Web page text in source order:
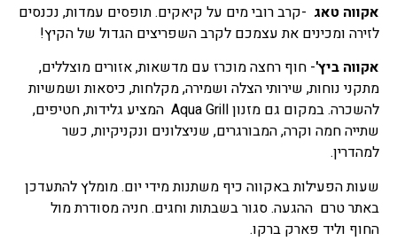
אקווה טאג -קרב רובי מים על קיאקים. תופסים עמדות, נכנסים
לזירה ומכינים את עצמכם לקרב השפריצים הגדול של הקיץ!
אקווה ביץ'- חוף רחצה מוכרז עם מדשאות, אזורים מוצללים,
מתקני נוחות, שירותי הצלה ושמירה, מקלחות, כיסאות ושמשיות
להשכרה. במקום גם מזנון Aqua Grill המציע גלידות, חטיפים,
שתייה חמה וקרה, המבורגרים, שניצלונים ונקניקיות, כשר
למהדרין.
שעות הפעילות באקווה כיף משתנות מידי יום. מומלץ להתעדכן
באתר טרם ההגעה. סגור בשבתות וחגים. חניה מסודרת מול
החוף וליד פארק ברקו.